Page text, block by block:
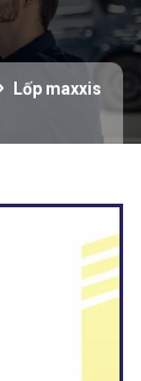
Lốp maxxis